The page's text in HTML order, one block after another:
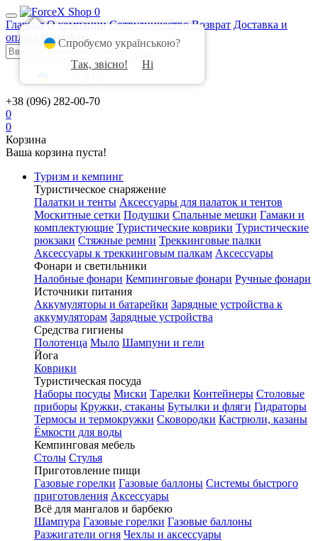
0
Главная О компании Сотрудничество Возврат Доставка и
оплата
Контакты
+38 (096) 282-00-70
0
0
Корзина
Ваша корзина пуста!
Туризм и кемпинг
Туристическое снаряжение
Палатки и тенты Аксессуары для палаток и тентов
Москитные сетки Подушки Спальные мешки Гамаки и
комплектующие Туристические коврики Туристические
рюкзаки Стяжные ремни Треккинговые палки
Аксессуары к треккинговым палкам Аксессуары
Фонари и светильники
Налобные фонари Кемпинговые фонари Ручные фонари
Источники питания
Аккумуляторы и батарейки Зарядные устройства к
аккумуляторам Зарядные устройства
Средства гигиены
Полотенца Мыло Шампуни и гели
Йога
Коврики
Туристическая посуда
Наборы посуды Миски Тарелки Контейнеры Столовые
приборы Кружки, стаканы Бутылки и фляги Гидраторы
Термосы и термокружки Сковородки Кастрюли, казаны
Ёмкости для воды
Кемпинговая мебель
Столы Стулья
Приготовление пищи
Газовые горелки Газовые баллоны Системы быстрого
приготовления Аксессуары
Всё для мангалов и барбекю
Шампура Газовые горелки Газовые баллоны
Разжигатели огня Чехлы и аксессуары
Спробуємо українською?
Так, звісно!
Ні